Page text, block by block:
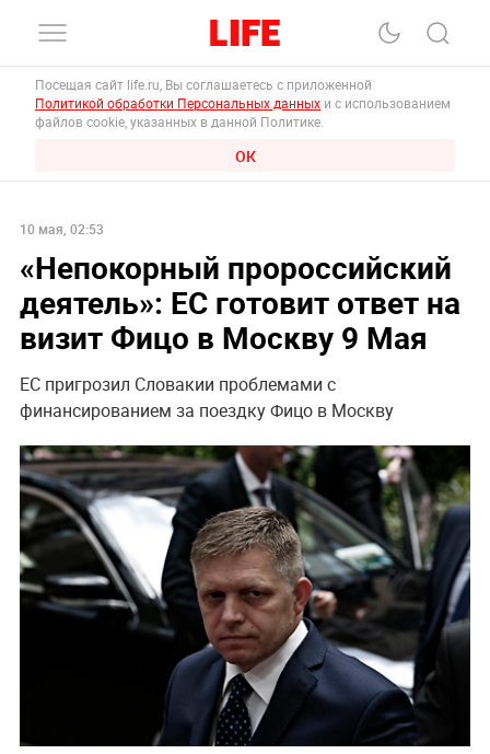
Посещая сайт life.ru, Вы соглашаетесь с приложенной
Политикой обработки Персональных данных и с использованием
файлов cookie, указанных в данной Политике.
ОК
10 мая, 02:53
«Непокорный пророссийский
деятель»: ЕС готовит ответ на
визит Фицо в Москву 9 Мая
ЕС пригрозил Словакии проблемами с
финансированием за поездку Фицо в Москву